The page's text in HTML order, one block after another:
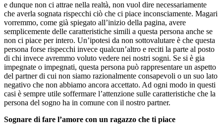
e dunque non ci attrae nella realtà, non vuol dire necessariamente
che averla sognata rispecchi ciò che ci piace inconsciamente. Magari
vorremmo, come già spiegato all’inizio della pagina, avere
semplicemente delle caratteristiche simili a questa persona anche se
non ci piace per intero. Un’ipotesi da non sottovalutare è che questa
persona forse rispecchi invece qualcun’altro e reciti la parte al posto
di chi invece avremmo voluto vedere nei nostri sogni. Se si è gia
impegnate o impegnati, questa persona può rappresentare un aspetto
del partner di cui non siamo razionalmente consapevoli o un suo lato
negativo che non abbiamo ancora accettato. Ad ogni modo in questi
casi è sempre utile soffermare l’attenzione sulle caratteristiche che la
persona del sogno ha in comune con il nostro partner.
Sognare di fare l’amore con un ragazzo che ti piace